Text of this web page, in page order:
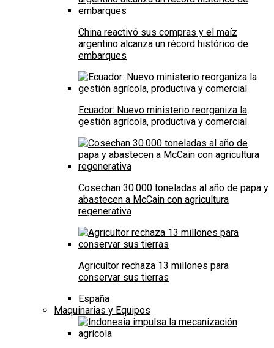
China reactivó sus compras y el maíz
argentino alcanza un récord histórico de
embarques
Ecuador: Nuevo ministerio reorganiza la
gestión agrícola, productiva y comercial
Cosechan 30.000 toneladas al año de papa y
abastecen a McCain con agricultura
regenerativa
Agricultor rechaza 13 millones para
conservar sus tierras
España
Maquinarias y Equipos